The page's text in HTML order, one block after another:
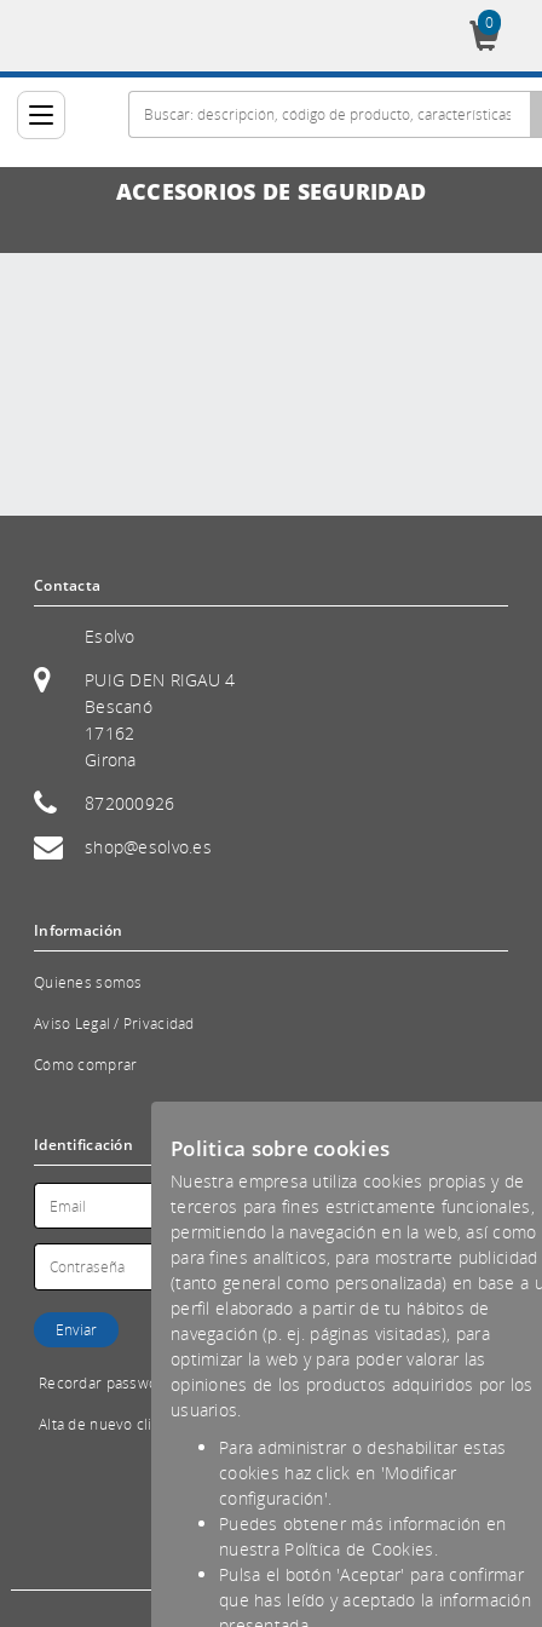
0
ACCESORIOS DE SEGURIDAD
Contacta
Esolvo
PUIG DEN RIGAU 4
Bescanó
17162
Girona
872000926
shop@esolvo.es
Información
Quienes somos
Aviso Legal / Privacidad
Cómo comprar
Identificación
Recordar password
Alta de nuevo cliente
*IVA NO INCLUIDO
Politica sobre cookies
Nuestra empresa utiliza cookies propias y de
terceros para fines estrictamente funcionales,
permitiendo la navegación en la web, así como
para fines analíticos, para mostrarte publicidad
(tanto general como personalizada) en base a
perfil elaborado a partir de tu hábitos de
navegación (p. ej. páginas visitadas), para
optimizar la web y para poder valorar las
opiniones de los productos adquiridos por los
usuarios.
Para administrar o deshabilitar estas
cookies haz click en 'Modificar
configuración'.
Puedes obtener más información en
nuestra Política de Cookies.
Pulsa el botón 'Aceptar' para confirmar
que has leído y aceptado la información